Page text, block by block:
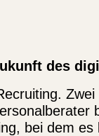
des
bei dem